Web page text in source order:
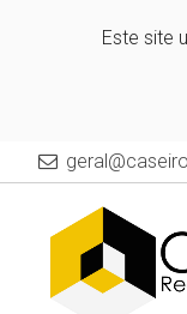
Este site